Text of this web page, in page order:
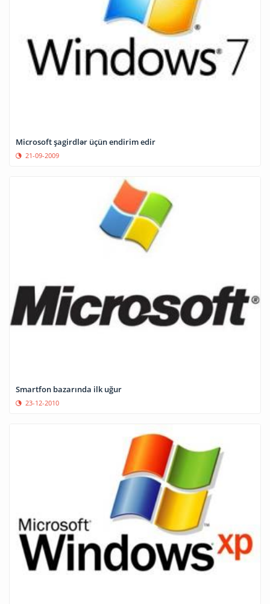
Microsoft şagirdlər üçün endirim edir
21-09-2009
Smartfon bazarında ilk uğur
23-12-2010